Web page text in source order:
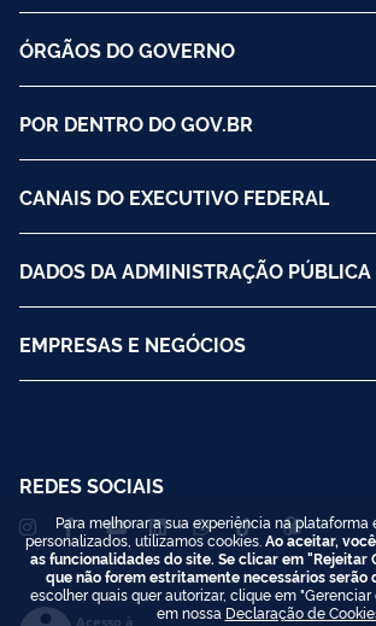
ÓRGÃOS DO GOVERNO
POR DENTRO DO GOV.BR
CANAIS DO EXECUTIVO FEDERAL
DADOS DA ADMINISTRAÇÃO PÚBLICA
EMPRESAS E NEGÓCIOS
REDES SOCIAIS
Acesso à
Para melhorar a sua experiência na plataforma
personalizados, utilizamos cookies. Ao aceitar,
as funcionalidades do site. Se clicar em "Rejeitar
que não forem estritamente necessários serão
escolher quais quer autorizar, clique em "Gerenciar
em nossa Declaração de